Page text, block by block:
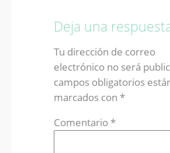
Deja una
Tu dirección de correo
electrónico no será
campos obligatorios
marcados con *
Comentario*